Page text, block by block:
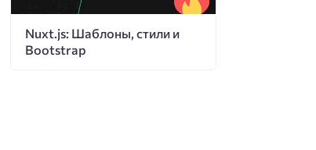
Nuxt.js: Шаблоны, стили и
Bootstrap